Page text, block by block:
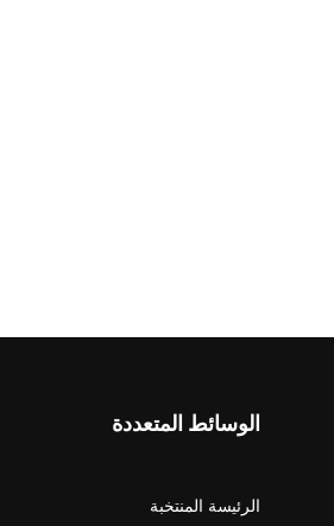
الوسائط المتعددة
الرئيسة المنتخبة